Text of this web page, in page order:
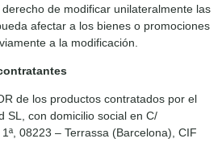
de modificar unilateralmente las
afectar a los bienes o promociones
a la modificación.
de los productos contratados por el
SL, con domicilio social en C/
08223 – Terrassa (Barcelona), CIF